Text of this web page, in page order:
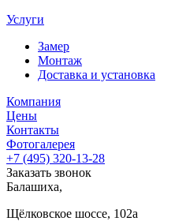
Услуги
Замер
Монтаж
Доставка и установка
Компания
Цены
Контакты
Фотогалерея
+7 (495) 320-13-28
Заказать звонок
Балашиха,
Щёлковское шоссе, 102а